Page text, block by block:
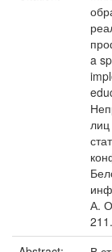
a
А.
211.